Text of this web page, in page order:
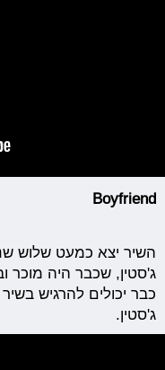
Boyfriend
השיר יצא כמעט שלוש
ג'סטין, שכבר היה מוכר
כבר יכולים להרגיש
ג'סטין.